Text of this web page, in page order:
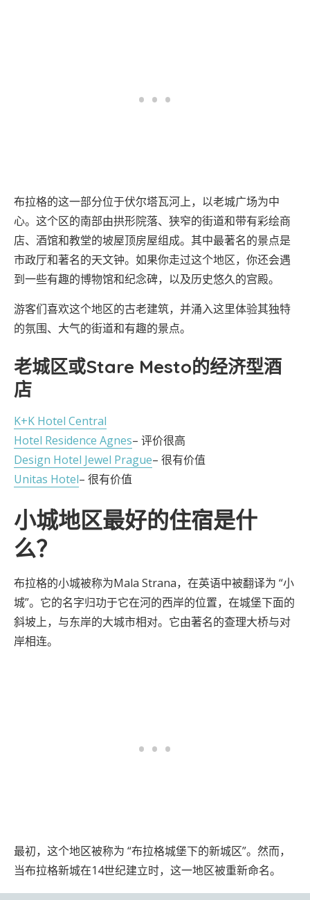
布拉格的这一部分位于伏尔塔瓦河上，以老城广场为中
心。这个区的南部由拱形院落、狭窄的街道和带有彩绘商
店、酒馆和教堂的坡屋顶房屋组成。其中最著名的景点是
市政厅和著名的天文钟。如果你走过这个地区，你还会遇
到一些有趣的博物馆和纪念碑，以及历史悠久的宫殿。
游客们喜欢这个地区的古老建筑，并涌入这里体验其独特
的氛围、大气的街道和有趣的景点。
老城区或Stare Mesto的经济型酒
店
K+K Hotel Central
Hotel Residence Agnes– 评价很高
Design Hotel Jewel Prague– 很有价值
Unitas Hotel– 很有价值
小城地区最好的住宿是什
么？
布拉格的小城被称为Mala Strana，在英语中被翻译为 “小
城”。它的名字归功于它在河的西岸的位置，在城堡下面的
斜坡上，与东岸的大城市相对。它由著名的查理大桥与对
岸相连。
最初，这个地区被称为 “布拉格城堡下的新城区”。然而，
当布拉格新城在14世纪建立时，这一地区被重新命名。